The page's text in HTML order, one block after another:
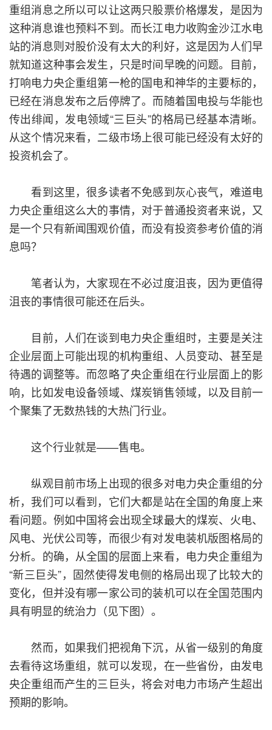
重组消息之所以可以让这两只股票价格爆发，是因为
这种消息谁也预料不到。而长江电力收购金沙江水电
站的消息则对股价没有太大的利好，这是因为人们早
就知道这种事会发生，只是时间早晚的问题。目前，
打响电力央企重组第一枪的国电和神华的主要标的，
已经在消息发布之后停牌了。而随着国电投与华能也
传出绯闻，发电领域“三巨头”的格局已经基本清晰。
从这个情况来看，二级市场上很可能已经没有太好的
投资机会了。
看到这里，很多读者不免感到灰心丧气，难道电
力央企重组这么大的事情，对于普通投资者来说，又
是一个只有新闻围观价值，而没有投资参考价值的消
息吗？
笔者认为，大家现在不必过度沮丧，因为更值得
沮丧的事情很可能还在后头。
目前，人们在谈到电力央企重组时，主要是关注
企业层面上可能出现的机构重组、人员变动、甚至是
待遇的调整等。而忽略了央企重组在行业层面上的影
响，比如发电设备领域、煤炭销售领域，以及目前一
个聚集了无数热钱的大热门行业。
这个行业就是——售电。
纵观目前市场上出现的很多对电力央企重组的分
析，我们可以看到，它们大都是站在全国的角度上来
看问题。例如中国将会出现全球最大的煤炭、火电、
风电、光伏公司等，而很少有对发电装机版图格局的
分析。的确，从全国的层面上来看，电力央企重组为
“新三巨头”，固然使得发电侧的格局出现了比较大的
变化，但并没有哪一家公司的装机可以在全国范围内
具有明显的统治力（见下图）。
然而，如果我们把视角下沉，从省一级别的角度
去看待这场重组，就可以发现，在一些省份，由发电
央企重组而产生的三巨头，将会对电力市场产生超出
预期的影响。